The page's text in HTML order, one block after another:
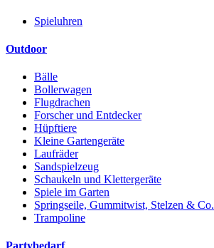
Spieluhren
Outdoor
Bälle
Bollerwagen
Flugdrachen
Forscher und Entdecker
Hüpftiere
Kleine Gartengeräte
Laufräder
Sandspielzeug
Schaukeln und Klettergeräte
Spiele im Garten
Springseile, Gummitwist, Stelzen & Co.
Trampoline